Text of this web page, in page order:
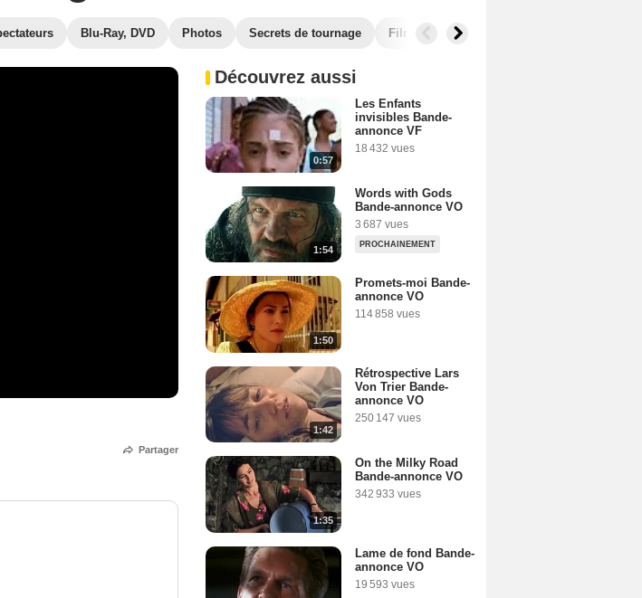
Blu-Ray, DVD Photos Secrets de tournage Films similaires
Partager
Découvrez aussi
0:57
Les Enfants
invisibles Bande-
annonce VF
18 432 vues
1:54
Words with Gods
Bande-annonce VO
3 687 vues
PROCHAINEMENT
1:50
Promets-moi Bande-
annonce VO
114 858 vues
1:42
Rétrospective Lars
Von Trier Bande-
annonce VO
250 147 vues
1:35
On the Milky Road
Bande-annonce VO
342 933 vues
Lame de fond Bande-
annonce VO
19 593 vues